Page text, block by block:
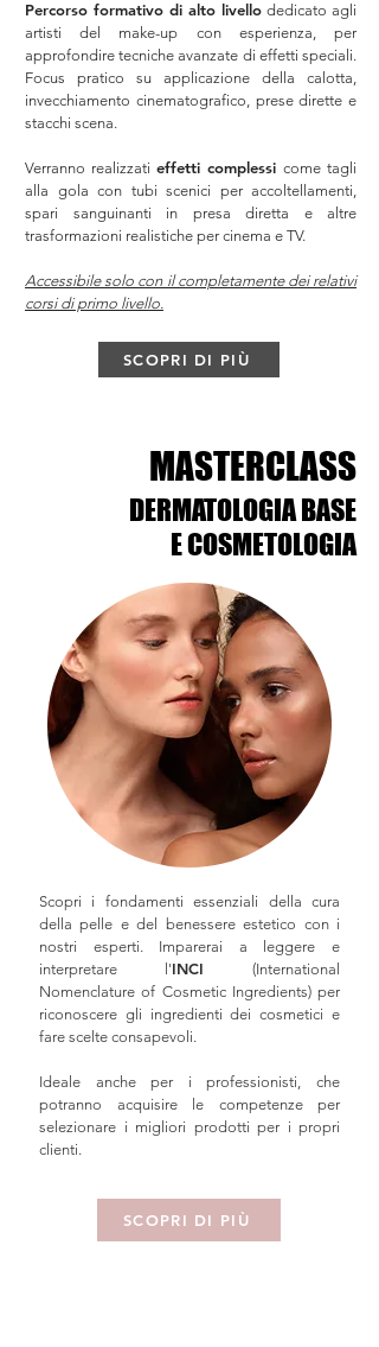
Percorso formativo di alto livello dedicato agli
artisti del make-up con esperienza, per
approfondire tecniche avanzate di effetti speciali.
Focus pratico su applicazione della calotta,
invecchiamento cinematografico, prese dirette e
stacchi scena.
Verranno realizzati effetti complessi come tagli
alla gola con tubi scenici per accoltellamenti,
spari sanguinanti in presa diretta e altre
trasformazioni realistiche per cinema e TV.
Accessibile solo con il completamente dei relativi
corsi di primo livello.
SCOPRI DI PIÙ
MASTERCLASS
MASTERCLASS
DERMATOLOGIA BASE
E COSMETOLOGIA
DERMATOLOGIA BASE
E COSMETOLOGIA
Scopri i fondamenti essenziali della cura
della pelle e del benessere estetico con i
nostri esperti. Imparerai a leggere e
interpretare l'INCI (International
Nomenclature of Cosmetic Ingredients) per
riconoscere gli ingredienti dei cosmetici e
fare scelte consapevoli.
Ideale anche per i professionisti, che
potranno acquisire le competenze per
selezionare i migliori prodotti per i propri
clienti.
SCOPRI DI PIÙ